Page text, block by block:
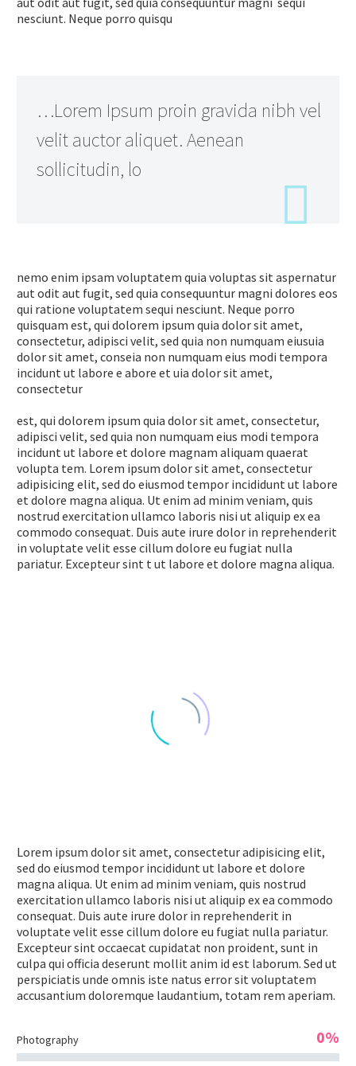
nesciunt. Neque porro quisqu
…Lorem Ipsum proin gravida nibh vel
velit auctor aliquet. Aenean
sollicitudin, lo
nemo enim ipsam voluptatem quia voluptas sit aspernatur
aut odit aut fugit, sed quia consequuntur magni dolores eos
qui ratione voluptatem sequi nesciunt. Neque porro
quisquam est, qui dolorem ipsum quia dolor sit amet,
consectetur, adipisci velit, sed quia non numquam eiusuia
dolor sit amet, conseia non numquam eius modi tempora
incidunt ut labore e abore et uia dolor sit amet,
consectetur
est, qui dolorem ipsum quia dolor sit amet, consectetur,
adipisci velit, sed quia non numquam eius modi tempora
incidunt ut labore et dolore magnam aliquam quaerat
volupta tem. Lorem ipsum dolor sit amet, consectetur
adipisicing elit, sed do eiusmod tempor incididunt ut labore
et dolore magna aliqua. Ut enim ad minim veniam, quis
nostrud exercitation ullamco laboris nisi ut aliquip ex ea
commodo consequat. Duis aute irure dolor in reprehenderit
in voluptate velit esse cillum dolore eu fugiat nulla
pariatur. Excepteur sint t ut labore et dolore magna aliqua.
Lorem ipsum dolor sit amet, consectetur adipisicing elit,
sed do eiusmod tempor incididunt ut labore et dolore
magna aliqua. Ut enim ad minim veniam, quis nostrud
exercitation ullamco laboris nisi ut aliquip ex ea commodo
consequat. Duis aute irure dolor in reprehenderit in
voluptate velit esse cillum dolore eu fugiat nulla pariatur.
Excepteur sint occaecat cupidatat non proident, sunt in
culpa qui officia deserunt mollit anim id est laborum. Sed ut
perspiciatis unde omnis iste natus error sit voluptatem
accusantium doloremque laudantium, totam rem aperiam.
Photography 0%